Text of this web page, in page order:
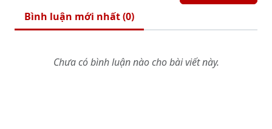
Bình luận mới nhất (0)
Chưa có bình luận nào cho bài viết này.